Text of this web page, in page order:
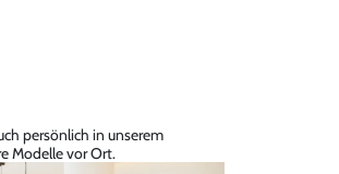
persönlich in unserem
Modelle vor Ort.